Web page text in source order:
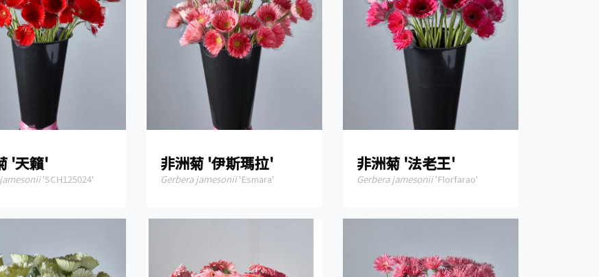
'天籟'
'SCH125024'
非洲菊 '伊斯瑪拉'
Gerbera jamesonii'Esmara'
非洲菊 '法老王'
Gerbera jamesonii'Florfarao'